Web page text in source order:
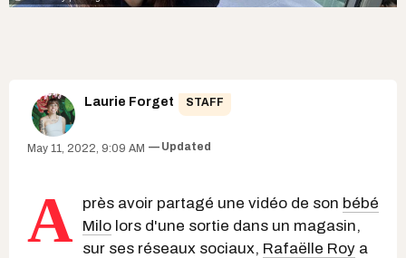
Laurie Forget STAFF
May 11, 2022, 9:09 AM Updated
A près avoir partagé une vidéo de son bébé
Milo lors d'une sortie dans un magasin,
sur ses réseaux sociaux, Rafaëlle Roy a